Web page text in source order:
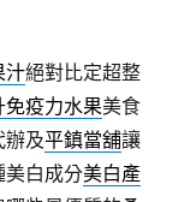
汁絕對比定超整
免疫力水果美食
辦及平鎮當舖讓
美白成分美白產